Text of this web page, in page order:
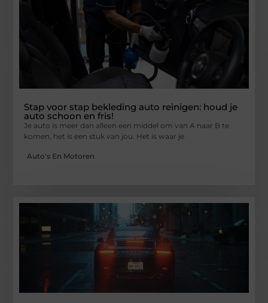
Stap voor stap bekleding auto reinigen: houd je
auto schoon en fris!
Je auto is meer dan alleen een middel om van A naar B te
komen, het is een stuk van jou. Het is waar je
Auto's En Motoren